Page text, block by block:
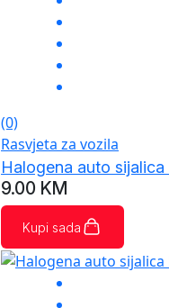
(0)
Rasvjeta za vozila
Halogena auto
9.00 KM
Kupi sada